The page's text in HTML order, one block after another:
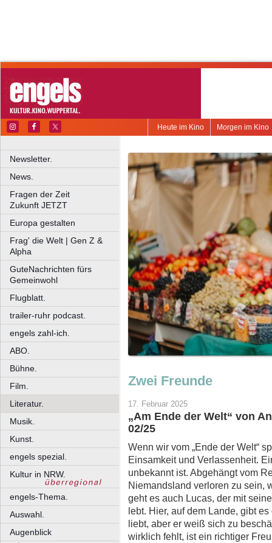
Morgen im Kino
Heute im Kino
Newsletter.
News.
Fragen der Zeit
Zukunft JETZT
Europa gestalten
Frag' die Welt | Gen Z &
Alpha
GuteNachrichten fürs
Gemeinwohl
Flugblatt.
trailer-ruhr podcast.
engels zahl-ich.
ABO.
Bühne.
Film.
Literatur.
Musik.
Kunst.
engels spezial.
Kultur in NRW.
engels-Thema.
Auswahl.
Augenblick
Zwei Freunde
17. Februar 2025
„Am Ende der Welt“ von
02/25
Wenn wir vom „Ende der Welt“
Einsamkeit und Verlassenheit.
unbekannt ist. Abgehängt vom
Niemandsland verloren zu sein,
geht es auch Lucas, der mit
lebt. Hier, auf dem Lande, gibt
liebt, aber er weiß sich zu
wirklich fehlt, ist ein richtiger